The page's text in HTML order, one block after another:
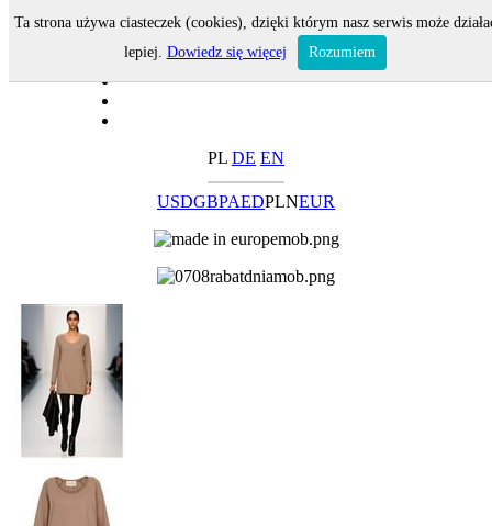
PL DE EN
USDGBPAEDPLNEUR
Ta strona używa ciasteczek (cookies), dzięki którym nasz serwis może
lepiej. Dowiedz się więcej Rozumiem